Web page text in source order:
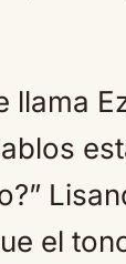
llama
el